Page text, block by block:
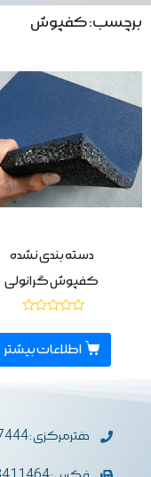
برچسب: کفپوش
دسته بندی نشده
کفپوش گرانولی
0
از
5اطلاعات بیشتر
دفترمرکزی : 05133437444